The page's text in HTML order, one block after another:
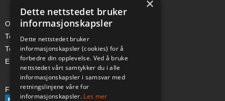
Org-nr: 985 958 203 MVA
Telefon (Nor): +47 334 50 910
Telefon (Swe): +46 70-748 08 19
E-post: sales@a-ss.net
Følg oss på:
×
Dette nettstedet bruker
informasjonskapsler
Dette nettstedet bruker
informasjonskapsler (cookies) for å
forbedre din opplevelse. Ved å bruke
nettstedet vårt samtykker du i alle
informasjonskapsler i samsvar med
retningslinjene våre for
informasjonskapsler. Les mer